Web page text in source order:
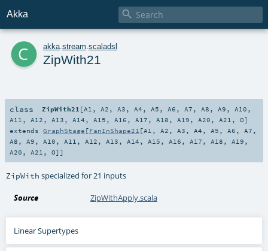
Akka 
c akka stream scaladsl
ZipWith21
class ZipWith21 [A1 , A2 , A3 , A4 , A5 , A6 , A7 , A8 , A9 , A10 ,
A11 , A12 , A13 , A14 , A15 , A16 , A17 , A18 , A19 , A20 , A21 , O]
extends GraphStage [FanInShape21 [A1 , A2 , A3 , A4 , A5 , A6 , A7 ,
A8 , A9 , A10 , A11 , A12 , A13 , A14 , A15 , A16 , A17 , A18 , A19 ,
A20 , A21 , O]]
ZipWith specialized for 21 inputs
Source ZipWithApply.scala
Linear Supertypes